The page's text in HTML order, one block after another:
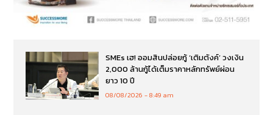
SMEs เฮ! ออมสินปล่อยกู้ ‘เติมตังค์’ วงเงิน
2,000 ล้านกู้ได้เต็มราคาหลักทรัพย์ผ่อน
ยาว 10 ปี
08/08/2026 8:49 am